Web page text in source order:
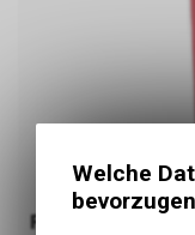
Folier Zubehör
Welche